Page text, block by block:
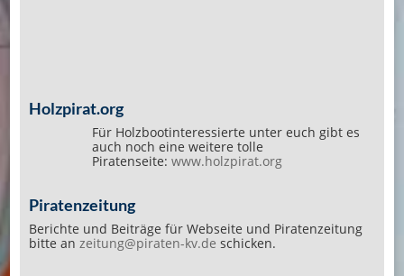
Holzpirat.org
Für Holzbootinteressierte unter euch gibt es
auch noch eine weitere tolle
Piratenseite: www.holzpirat.org
Piratenzeitung
Berichte und Beiträge für Webseite und Piratenzeitung
bitte an zeitung@piraten-kv.de schicken.